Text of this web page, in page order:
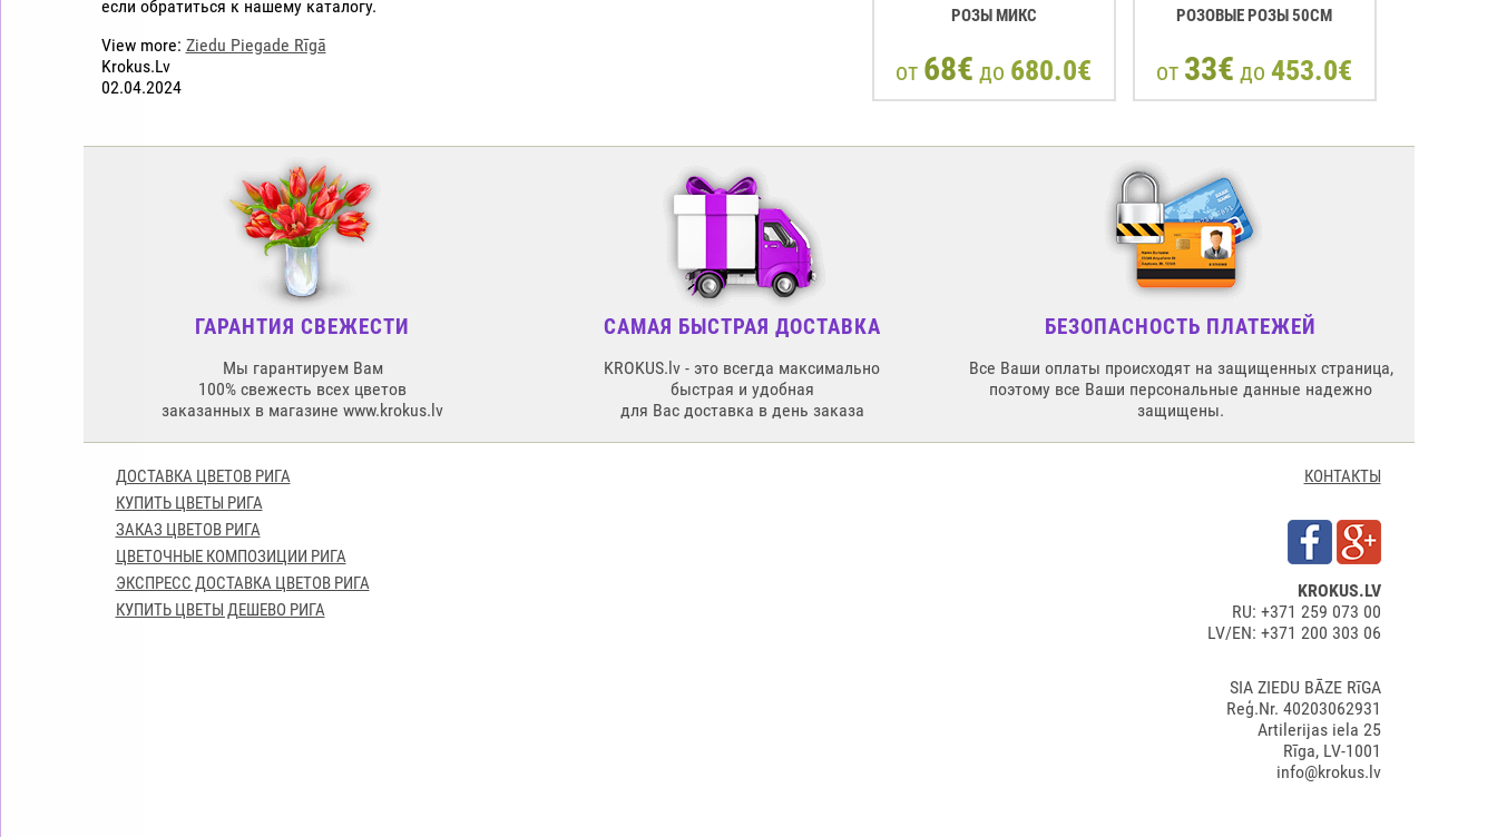
если обратиться к нашему каталогу.
View more: Ziedu Piegade Rīgā
Krokus.Lv
02.04.2024
РОЗЫ МИКС
от 68€ до 680.0€
РОЗОВЫЕ РОЗЫ 50СМ
от 33€ до 453.0€
ГАРАНТИЯ СВЕЖЕСТИ
Мы гарантируем Вам
100% свежесть всех цветов
заказанных в магазине www.krokus.lv
САМАЯ БЫСТРАЯ ДОСТАВКА
KROKUS.lv - это всегда максимально
быстрая и удобная
для Вас доставка в день заказа
БЕЗОПАСНОСТЬ ПЛАТЕЖЕЙ
Все Ваши оплаты происходят на защищенных страница,
поэтому все Ваши персональные данные надежно
защищены.
ДОСТАВКА ЦВЕТОВ РИГА
КУПИТЬ ЦВЕТЫ РИГА
ЗАКАЗ ЦВЕТОВ РИГА
ЦВЕТОЧНЫЕ КОМПОЗИЦИИ РИГА
ЭКСПРЕСС ДОСТАВКА ЦВЕТОВ РИГА
КУПИТЬ ЦВЕТЫ ДЕШЕВО РИГА
КОНТАКТЫ
KROKUS.LV
RU: +371 259 073 00
LV/EN: +371 200 303 06
SIA ZIEDU BĀZE RīGA
Reģ.Nr. 40203062931
Artilerijas iela 25
Rīga, LV-1001
info@krokus.lv